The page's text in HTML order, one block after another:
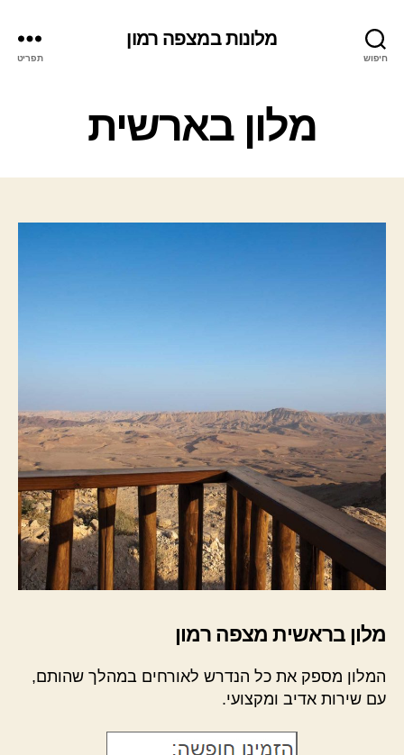
חיפוש
מלונות במצפה רמון
תפריט
ק
ט
מלון בארשית
מלון בראשית מצפה רמון
המלון מספק את כל הנדרש לאורחים במהלך שהותם,
עם שירות אדיב ומקצועי.